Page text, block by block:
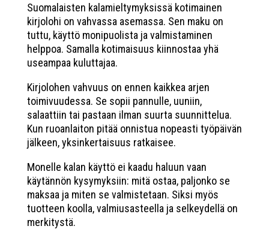
Suomalaisten kalamieltymyksissä kotimainen
kirjolohi on vahvassa asemassa. Sen maku on
tuttu, käyttö monipuolista ja valmistaminen
helppoa. Samalla kotimaisuus kiinnostaa yhä
useampaa kuluttajaa.
Kirjolohen vahvuus on ennen kaikkea arjen
toimivuudessa. Se sopii pannulle, uuniin,
salaattiin tai pastaan ilman suurta suunnittelua.
Kun ruoanlaiton pitää onnistua nopeasti työpäivän
jälkeen, yksinkertaisuus ratkaisee.
Monelle kalan käyttö ei kaadu haluun vaan
käytännön kysymyksiin: mitä ostaa, paljonko se
maksaa ja miten se valmistetaan. Siksi myös
tuotteen koolla, valmiusasteella ja selkeydellä on
merkitystä.